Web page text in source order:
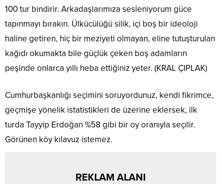
100 tur bindirir. Arkadaşlarımıza sesleniyorum güce
tapınmayı bırakın. Ülkücülüğü silik, içi boş bir ideoloji
haline getiren, hiç bir meziyeti olmayan, eline tutuşturulan
kağıdı okumakta bile güçlük çeken boş adamların
peşinde onlarca yıllı heba ettiğiniz yeter. (KRAL ÇIPLAK)
Cumhurbaşkanlığı seçimini soruyordunuz, kendi fikrimce,
geçmişe yönelik istatistikleri de üzerine eklersek, ilk
turda Tayyip Erdoğan %58 gibi bir oy oranıyla seçilir.
Görünen köy kılavuz istemez.
REKLAM ALANI